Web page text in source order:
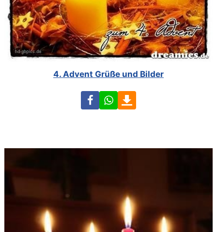
4. Advent Grüße und Bilder
FacebookWhatsApp